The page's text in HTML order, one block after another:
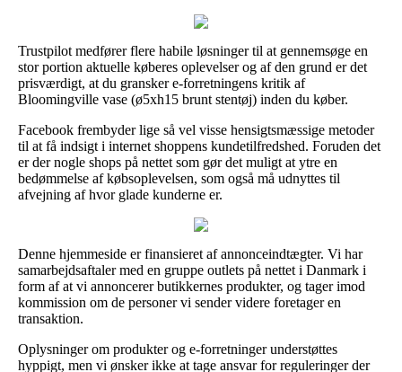
Trustpilot medfører flere habile løsninger til at gennemsøge en
stor portion aktuelle køberes oplevelser og af den grund er det
prisværdigt, at du gransker e-forretningens kritik af
Bloomingville vase (ø5xh15 brunt stentøj) inden du køber.
Facebook frembyder lige så vel visse hensigtsmæssige metoder
til at få indsigt i internet shoppens kundetilfredshed. Foruden det
er der nogle shops på nettet som gør det muligt at ytre en
bedømmelse af købsoplevelsen, som også må udnyttes til
afvejning af hvor glade kunderne er.
Denne hjemmeside er finansieret af annonceindtægter. Vi har
samarbejdsaftaler med en gruppe outlets på nettet i Danmark i
form af at vi annoncerer butikkernes produkter, og tager imod
kommission om de personer vi sender videre foretager en
transaktion.
Oplysninger om produkter og e-forretninger understøttes
hyppigt, men vi ønsker ikke at tage ansvar for reguleringer der